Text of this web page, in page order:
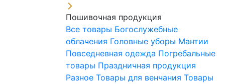
Пошивочная продукция
Все товары Богослужебные
облачения Головные уборы Мантии
Повседневная одежда Погребальные
товары Праздничная продукция
Разное Товары для венчания Товары